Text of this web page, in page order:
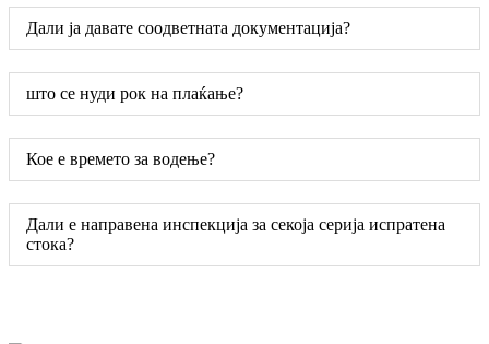
Дали ја давате соодветната документација?
што се нуди рок на плаќање?
Кое е времето за водење?
Дали е направена инспекција за секоја серија испратена
стока?